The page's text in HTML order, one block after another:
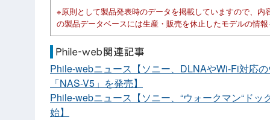
※原則として製品発表時のデータを掲載していますので、
の製品データベースには生産・販売を休止したモデルの情
Phile-webニュース【ソニー、DLNAやWi-Fi対応
「NAS-V5」を発売】
Phile-webニュース【ソニー、“ウォークマン“ド
始】